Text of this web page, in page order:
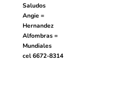
Saludos
Angie =
Hernandez
Alfombras =
Mundiales
cel 6672-8314